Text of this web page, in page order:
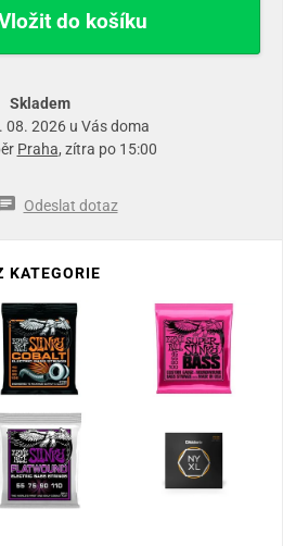
do košíku
Skladem
08. 2026 u Vás doma
Praha, zítra po 15:00
Odeslat dotaz
KATEGORIE